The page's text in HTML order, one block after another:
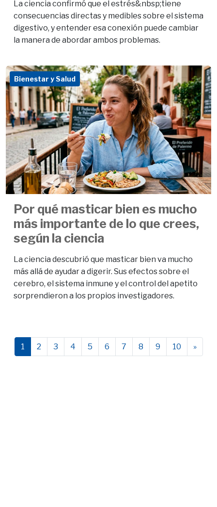
La ciencia confirmó que el estrés&nbsp;tiene
consecuencias directas y medibles sobre el sistema
digestivo, y entender esa conexión puede cambiar
la manera de abordar ambos problemas.
Bienestar y Salud
Por qué masticar bien es mucho
más importante de lo que crees,
según la ciencia
La ciencia descubrió que masticar bien va mucho
más allá de ayudar a digerir. Sus efectos sobre el
cerebro, el sistema inmune y el control del apetito
sorprendieron a los propios investigadores.
1 2 3 4 5 6 7 8 9 10 »